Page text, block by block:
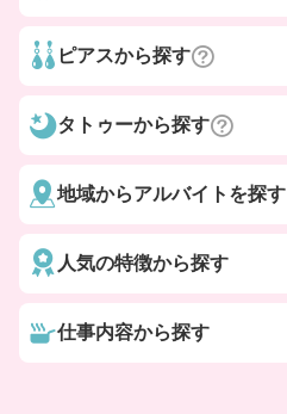
ピアスから探す
タトゥーから探す
地域からアルバイトを探す
人気の特徴から探す
仕事内容から探す